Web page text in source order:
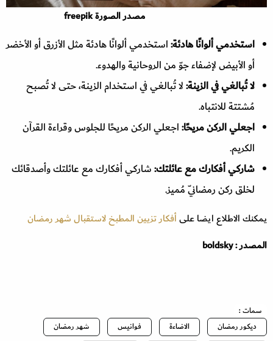
مصدر الصورة freepik
استخدمي ألوانًا هادئة:استخدمي ألوانًا هادئة مثل الأزرق أو الأخضر
أو الأبيض لإضفاء جوّ من الروحانية والهدوء.
لا تُبالغي في الزينة:لا تُبالغي في استخدام الزينة، حتى لا تُصبح
مُشتتة للانتباه.
اجعلي الركن مريحًا:اجعلي الركن مريحًا للجلوس وقراءة القرآن
الكريم.
شاركي أفكارك مع عائلتك:شاركي أفكارك مع عائلتك وأصدقائك
لخلق ركن رمضانيّ مُميز.
يمكنك الاطلاع ايضا علىأفكار تزيين المطبخ لاستقبال شهر رمضان
المصدر : boldsky
سمات :
ديكور رمضان
الاضاءة فوانيس
شهر رمضان